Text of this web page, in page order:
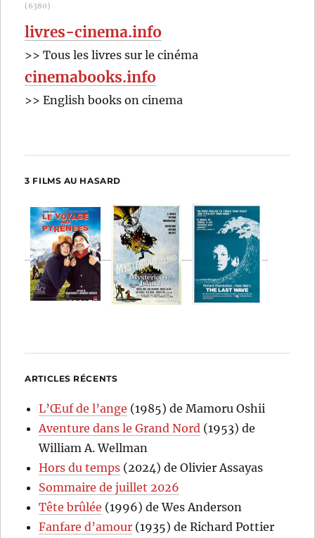
(6380)
livres-cinema.info
>> Tous les livres sur le cinéma
cinemabooks.info
>> English books on cinema
3 FILMS AU HASARD
ARTICLES RÉCENTS
L’Œuf de l’ange (1985) de Mamoru Oshii
Aventure dans le Grand Nord (1953) de
William A. Wellman
Hors du temps (2024) de Olivier Assayas
Sommaire de juillet 2026
Tête brûlée (1996) de Wes Anderson
Fanfare d’amour (1935) de Richard Pottier